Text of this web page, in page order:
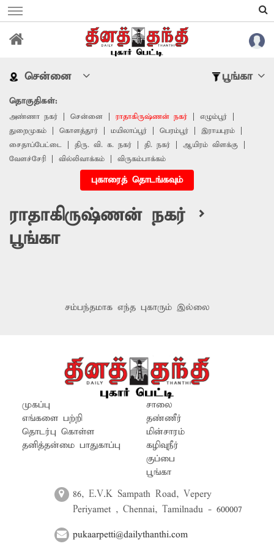
சென்னை பூங்கா
தொகுதிகள்:
அண்ணா நகர் சென்னை ராதாகிருஷ்ணன் நகர்
எழும்பூர்
துறைமுகம்
கொளத்தூர் மயிலாப்பூர் பெரம்பூர்
இராயபுரம்
சைதாப்பேட்டை
திரு. வி. க. நகர் தி. நகர்
ஆயிரம் விளக்கு
வேளச்சேரி
வில்லிவாக்கம் விருகம்பாக்கம்
புகாரைத் தொடங்கவும்
ராதாகிருஷ்ணன் நகர் >
பூங்கா
சம்பந்தமாக எந்த புகாரும் இல்லை
முகப்பு
எங்களை பற்றி
தொடர்பு கொள்ள
தனித்தன்மை பாதுகாப்பு
சாலை
தண்ணீர்
மின்சாரம்
கழிவுநீர்
குப்பை
பூங்கா
86, E.V.K Sampath Road, Vepery
Periyamet , Chennai, Tamilnadu - 600007
pukaarpetti@dailythanthi.com